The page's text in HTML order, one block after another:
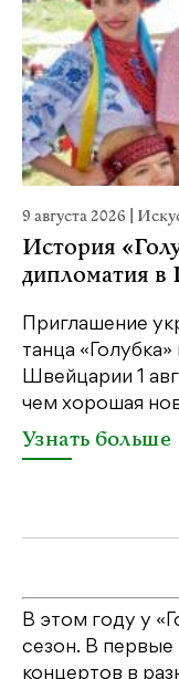
9 августа 2026
История
дипломатия
Приглашение
танца
Швейцарии 1
чем хорошая
Узнать больше
В этом году у
сезон. В
концертов в